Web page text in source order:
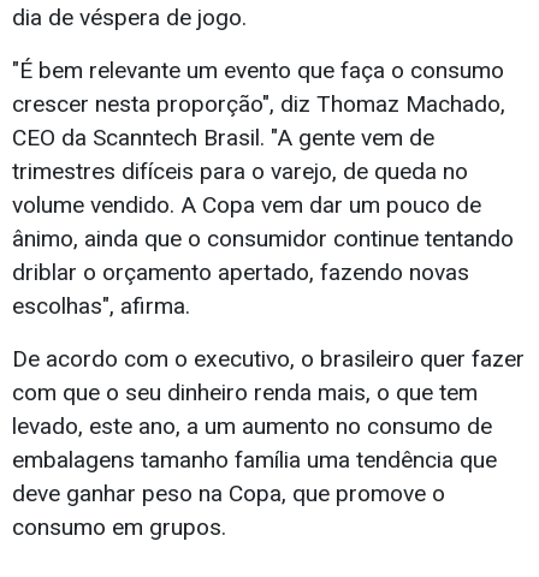
dia de véspera de jogo.
"É bem relevante um evento que faça o consumo
crescer nesta proporção", diz Thomaz Machado,
CEO da Scanntech Brasil. "A gente vem de
trimestres difíceis para o varejo, de queda no
volume vendido. A Copa vem dar um pouco de
ânimo, ainda que o consumidor continue tentando
driblar o orçamento apertado, fazendo novas
escolhas", afirma.
De acordo com o executivo, o brasileiro quer fazer
com que o seu dinheiro renda mais, o que tem
levado, este ano, a um aumento no consumo de
embalagens tamanho família uma tendência que
deve ganhar peso na Copa, que promove o
consumo em grupos.